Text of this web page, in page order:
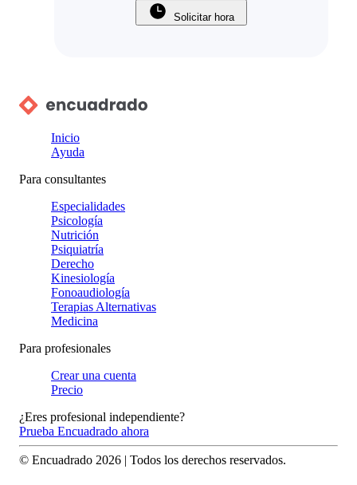
Solicitar hora
Inicio
Ayuda
Para consultantes
Especialidades
Psicología
Nutrición
Psiquiatría
Derecho
Kinesiología
Fonoaudiología
Terapias Alternativas
Medicina
Para profesionales
Crear una cuenta
Precio
¿Eres profesional independiente?
Prueba Encuadrado ahora
© Encuadrado 2026 | Todos los derechos reservados.